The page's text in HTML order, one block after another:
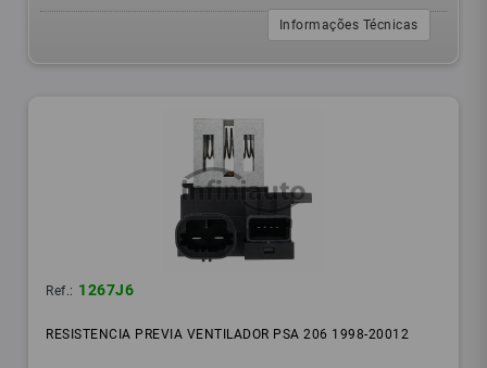
Informações Técnicas
Ref.: 1267J6
RESISTENCIA PREVIA VENTILADOR PSA 206 1998-20012